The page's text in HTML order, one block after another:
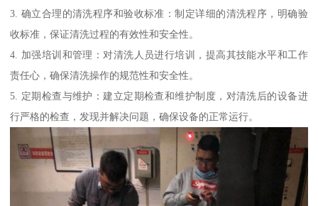
3. 确立合理的清洗程序和验收标准：制定详细的清洗程序，明确验
收标准，保证清洗过程的有效性和安全性。
4. 加强培训和管理：对清洗人员进行培训，提高其技能水平和工作
责任心，确保清洗操作的规范性和安全性。
5. 定期检查与维护：建立定期检查和维护制度，对清洗后的设备进
行严格的检查，发现并解决问题，确保设备的正常运行。